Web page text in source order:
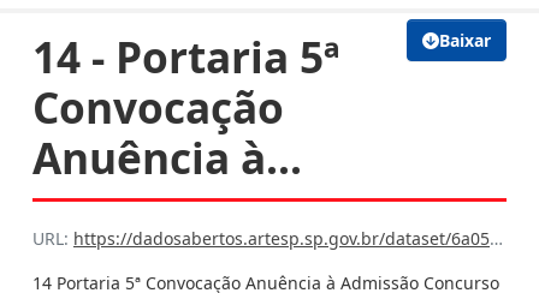
Baixar
14 - Portaria 5ª
Convocação
Anuência à...
URL: https://dadosabertos.artesp.sp.gov.br/dataset/6a059e99-75d0-42bc-ba16-7608cfb7f6bb/resource/27b1135e-34e7-4b05-858a-8ed423fc4c36/download/14-portaria-5-convocacao-anuencia-a-admissao-concurso-publico-edital-01-2016.doc
14 Portaria 5ª Convocação Anuência à Admissão Concurso